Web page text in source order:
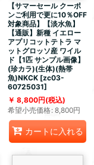
【サマーセール クーポ
ンご利用で更に10％OFF
対象商品】【淡水魚】
【通販】新種 イエロー
アプリコットテトラ マ
ットグロッソ産 ワイル
ド【1匹 サンプル画像】
(珍カラ)(生体)(熱帯
魚)NKCK [zc03-
60725031]
8,800円(税込)
希望小売価格: 8,800円
カートに入れる